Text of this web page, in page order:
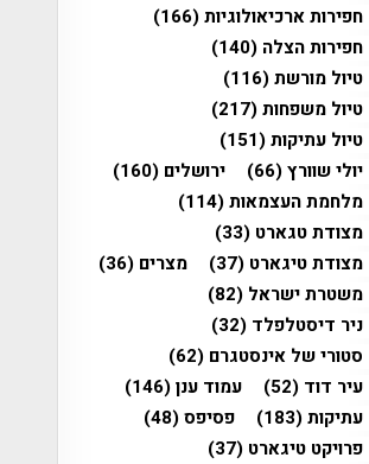
חפירות ארכיאולוגיות(166)
חפירות הצלה (140)
טיול מורשת(116)
טיול משפחות(217)
טיול עתיקות(151)
יולי שוורץ(66) ירושלים (160)
מלחמת העצמאות(114)
מצודת טגארט (33)
מצודת טיגארט (37) מצרים (36)
משטרת ישראל (82)
ניר דיסטלפלד (32)
סטורי של אינסטגרם (62)
עיר דוד (52) עמוד ענן(146)
עתיקות(183) פסיפס(48)
פרויקט טיגארט (37)